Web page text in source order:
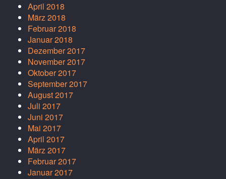
April 2018
März 2018
Februar 2018
Januar 2018
Dezember 2017
November 2017
Oktober 2017
September 2017
August 2017
Juli 2017
Juni 2017
Mai 2017
April 2017
März 2017
Februar 2017
Januar 2017